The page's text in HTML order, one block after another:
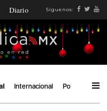
Diario Síguenos:
Internacional Política